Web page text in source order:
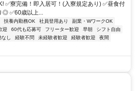
✅寮完備！即入居可！(入寮規定あり) ✅昼食付
◎ ✅60歳以上...
扶養内勤務OK 社員登用あり
副業・WワークOK
迎 60代も応募可 フリーター歓迎 早朝
シフト自由
し 経験不問 未経験者歓迎 経験者歓迎
夜間